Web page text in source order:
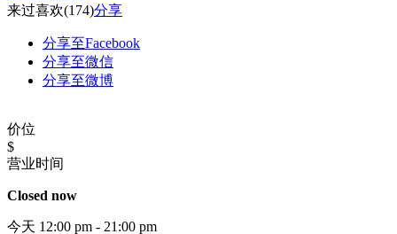
来过喜欢(174)分享
分享至Facebook
分享至微信
分享至微博
价位
$
营业时间
Closed now
今天 12:00 pm - 21:00 pm